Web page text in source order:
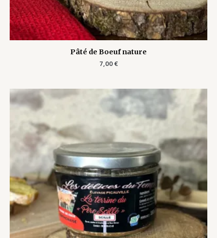
Pâté de Boeuf nature
7,00€